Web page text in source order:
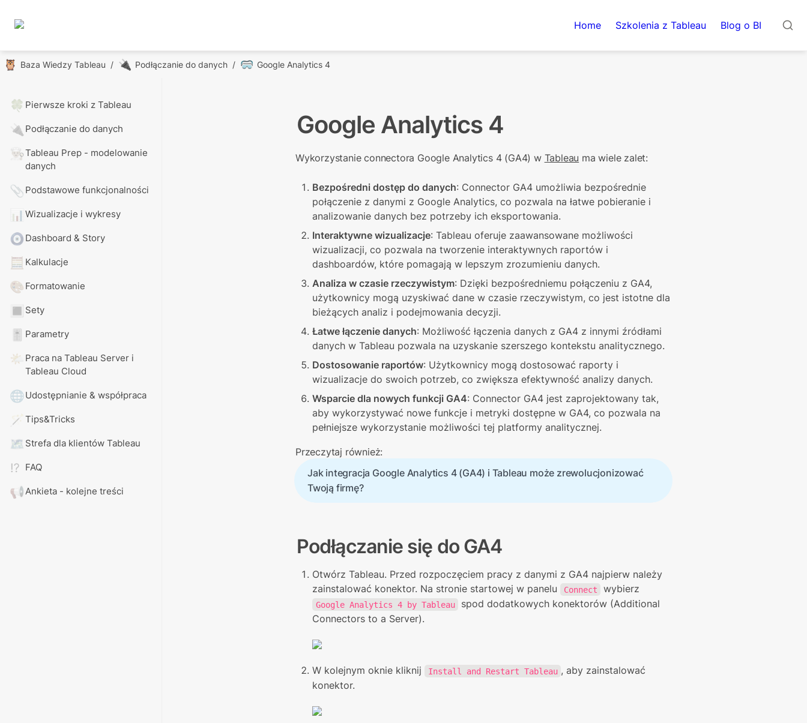
Home Szkolenia z Tableau Blog o BI
🦉 Baza Wiedzy Tableau / 🔌 Podłączanie do danych / 🥽 Google Analytics 4
🍀 Pierwsze kroki z Tableau
🔌 Podłączanie do danych
👨🏼‍🍳Tableau Prep - modelowanie
danych
📎 Podstawowe funkcjonalności
📊 Wizualizacje i wykresy
🧿 Dashboard & Story
🧮 Kalkulacje
🎨 Formatowanie
🔳 Sety
🎚️ Parametry
🌤️ Praca na Tableau Server i
Tableau Cloud
🌐Udostępnianie & współpraca
🪄 Tips&Tricks
🗺️ Strefa dla klientów Tableau
⁉️ FAQ
📢Ankieta - kolejne treści
Google Analytics 4
Wykorzystanie connectora Google Analytics 4 (GA4) w Tableau ma wiele zalet:
Bezpośredni dostęp do danych: Connector GA4 umożliwia bezpośrednie
połączenie z danymi z Google Analytics, co pozwala na łatwe pobieranie i
analizowanie danych bez potrzeby ich eksportowania.
Interaktywne wizualizacje: Tableau oferuje zaawansowane możliwości
wizualizacji, co pozwala na tworzenie interaktywnych raportów i
dashboardów, które pomagają w lepszym zrozumieniu danych.
Analiza w czasie rzeczywistym: Dzięki bezpośredniemu połączeniu z GA4,
użytkownicy mogą uzyskiwać dane w czasie rzeczywistym, co jest istotne dla
bieżących analiz i podejmowania decyzji.
Łatwe łączenie danych: Możliwość łączenia danych z GA4 z innymi źródłami
danych w Tableau pozwala na uzyskanie szerszego kontekstu analitycznego.
Dostosowanie raportów: Użytkownicy mogą dostosować raporty i
wizualizacje do swoich potrzeb, co zwiększa efektywność analizy danych.
Wsparcie dla nowych funkcji GA4: Connector GA4 jest zaprojektowany tak,
aby wykorzystywać nowe funkcje i metryki dostępne w GA4, co pozwala na
pełniejsze wykorzystanie możliwości tej platformy analitycznej.
Przeczytaj również:
Jak integracja Google Analytics 4 (GA4) i Tableau może zrewolucjonizować
Twoją firmę?
Podłączanie się do GA4
Otwórz Tableau. Przed rozpoczęciem pracy z danymi z GA4 najpierw należy
zainstalować konektor. Na stronie startowej w panelu
Connect
Google Analytics 4 by Tableau
spod dodatkowych konektorów (Additional
Connectors to a Server).
W kolejnym oknie kliknij Install and Restart Tableau , aby zainstalować
konektor.